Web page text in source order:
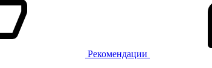
Рекомендации